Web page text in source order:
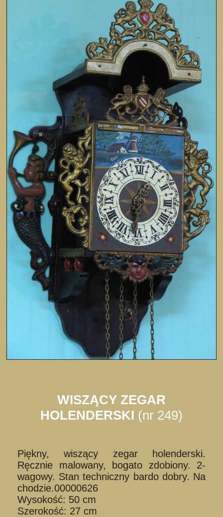
WISZĄCY ZEGAR
HOLENDERSKI (nr 249)
Piękny, wiszący zegar holenderski.
Ręcznie malowany, bogato zdobiony. 2-
wagowy. Stan techniczny bardo dobry. Na
chodzie.00000626
Wysokość: 50 cm
Szerokość: 27 cm